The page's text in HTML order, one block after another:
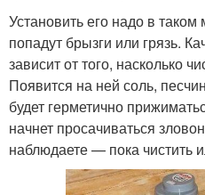
Установить его надо в
попадут брызги или грязь.
зависит от того, насколько
Появится на ней соль,
будет герметично
начнет просачиваться
наблюдаете — пока чистить